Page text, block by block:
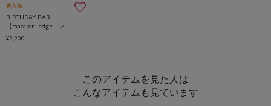
再入荷
BIRTHDAY BAR
¥2,200
このアイテムを見た人は
こんなアイテムも見ています